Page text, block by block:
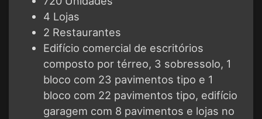
4 Lojas
2 Restaurantes
Edifício comercial de escritórios
composto por térreo, 3 sobressolo, 1
bloco com 23 pavimentos tipo e 1
bloco com 22 pavimentos tipo, edifício
garagem com 8 pavimentos e lojas no